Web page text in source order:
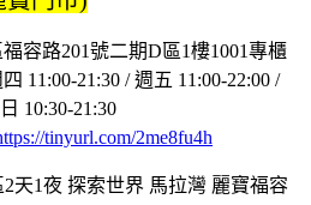
容路201號二期D區1樓1001專櫃
11:00-21:30 / 週五 11:00-22:00 /
10:30-21:30
tinyurl.com/2me8fu4h